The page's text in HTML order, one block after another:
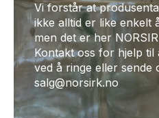
Vi forstår at
ikke alltid er like enkelt
men det er her
Kontakt oss for hjelp til
ved å ringe eller sende
salg@norsirk.no